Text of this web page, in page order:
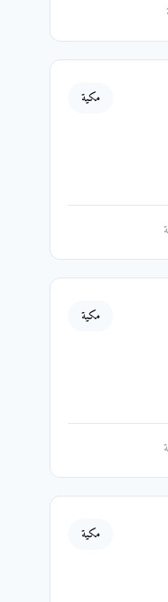
مكية
مكية
مكية